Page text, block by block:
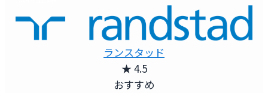
ランスタッド
★ 4.5
おすすめ